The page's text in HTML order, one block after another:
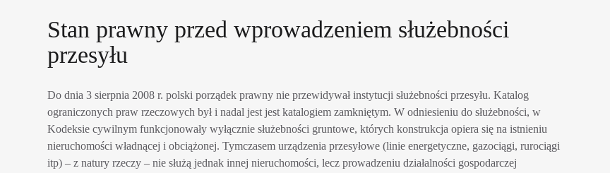
Stan prawny przed wprowadzeniem służebności
przesyłu
Do dnia 3 sierpnia 2008 r. polski porządek prawny nie przewidywał instytucji służebności przesyłu. Katalog
ograniczonych praw rzeczowych był i nadal jest jest katalogiem zamkniętym. W odniesieniu do służebności, w
Kodeksie cywilnym funkcjonowały wyłącznie służebności gruntowe, których konstrukcja opiera się na istnieniu
nieruchomości władnącej i obciążonej. Tymczasem urządzenia przesyłowe (linie energetyczne, gazociągi, rurociągi
itp) – z natury rzeczy – nie służą jednak innej nieruchomości, lecz prowadzeniu działalności gospodarczej